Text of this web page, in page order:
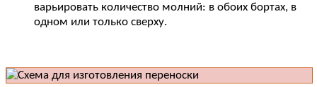
варьировать количество молний: в обоих бортах, в
одном или только сверху.